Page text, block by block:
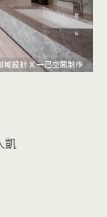
凱